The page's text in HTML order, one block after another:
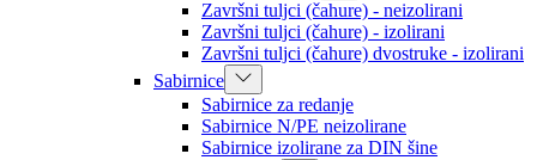
Završni tuljci (čahure) - neizolirani
Završni tuljci (čahure) - izolirani
Završni tuljci (čahure) dvostruke - izolirani
Sabirnice
Sabirnice za redanje
Sabirnice N/PE neizolirane
Sabirnice izolirane za DIN šine